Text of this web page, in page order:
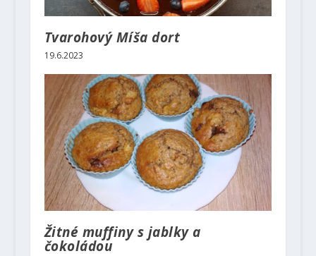
Tvarohový Míša dort
19.6.2023
Žitné muffiny s jablky a
čokoládou